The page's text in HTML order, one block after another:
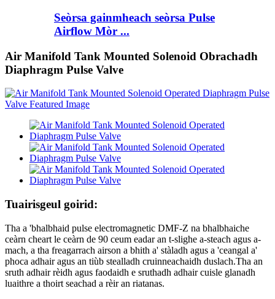
Seòrsa gainmheach seòrsa Pulse
Airflow Mòr ...
Air Manifold Tank Mounted Solenoid Obrachadh
Diaphragm Pulse Valve
Tuairisgeul goirid:
Tha a 'bhalbhaid pulse electromagnetic DMF-Z na bhalbhaiche
ceàrn cheart le ceàrn de 90 ceum eadar an t-slighe a-steach agus a-
mach, a tha freagarrach airson a bhith a' stàladh agus a 'ceangal a'
phoca adhair agus an tiùb stealladh cruinneachaidh duslach.Tha an
sruth adhair rèidh agus faodaidh e sruthadh adhair cuisle glanadh
luaithre a thoirt seachad a rèir an riatanas.